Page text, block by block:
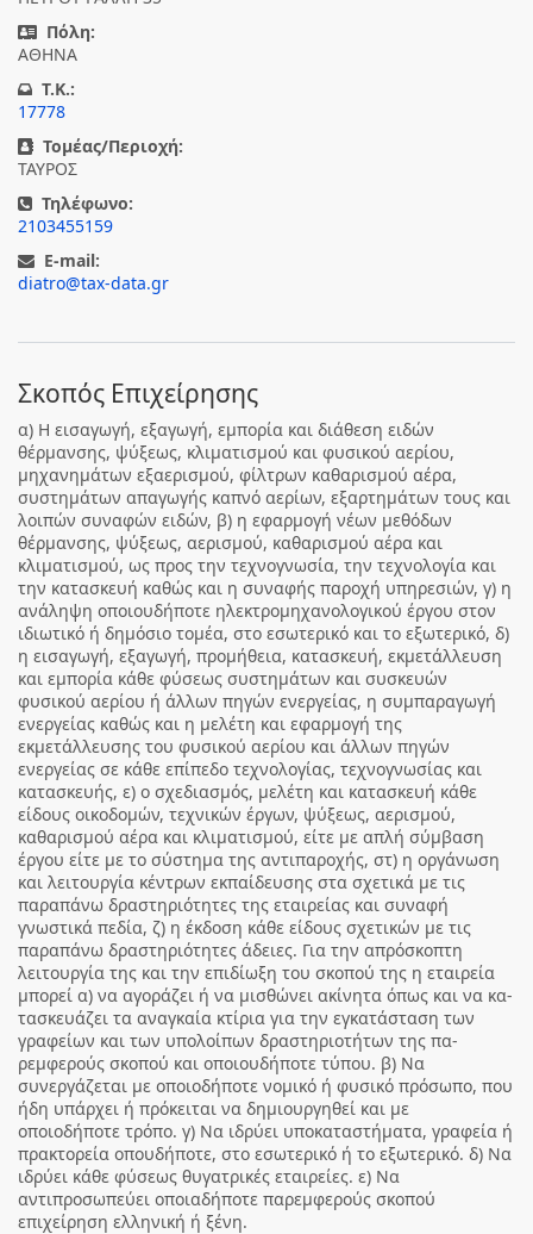
Πόλη:
ΑΘΗΝΑ
T.K.:
17778
Τομέας/Περιοχή:
ΤΑΥΡΟΣ
Τηλέφωνο:
2103455159
E-mail:
diatro@tax-data.gr
Σκοπός Επιχείρησης
α) Η εισαγωγή, εξαγωγή, εμπορία και διάθεση ειδών
θέρμανσης, ψύξεως, κλιματισμού και φυσικού αερίου,
μηχανημάτων εξαερισμού, φίλτρων καθαρισμού αέρα,
συστημάτων απαγωγής καπνό αερίων, εξαρτημάτων τους και
λοιπών συναφών ειδών, β) η εφαρμογή νέων μεθόδων
θέρμανσης, ψύξεως, αε­ρισμού, καθαρισμού αέρα και
κλιματισμού, ως προς την τεχνογνωσία, την τεχνολογία και
την κατασκευή καθώς και η συναφής παροχή υπηρεσιών, γ) η
ανάληψη οποιουδήποτε ηλεκτρομηχανολογικού έρ­γου στον
ιδιωτικό ή δημόσιο τομέα, στο εσωτερικό και το εξωτερικό, δ)
η εισαγωγή, εξαγωγή, προμήθεια, κατασκευή, εκμε­τάλλευση
και εμπορία κάθε φύσεως συστημάτων και συσκευών
φυσικού αερίου ή άλλων πηγών ενεργείας, η συμπαραγωγή
ενεργείας καθώς και η μελέτη και εφαρμογή της
εκμετάλλευσης του φυσικού αερίου και άλλων πηγών
ενεργείας σε κάθε επίπεδο τεχνολογίας, τεχνογνωσίας και
κατασκευής, ε) ο σχεδιασμός, μελέτη και κατασκευή κάθε
είδους οι­κοδομών, τεχνικών έργων, ψύξεως, αερισμού,
καθαρισ­μού αέρα και κλιματισμού, είτε με απλή σύμβαση
έργου είτε με το σύστημα της αντιπαροχής, στ) η οργάνωση
και λειτουργία κέντρων εκπαίδευσης στα σχετικά με τις
παραπάνω δραστηριότητες της εται­ρείας και συναφή
γνωστικά πεδία, ζ) η έκδοση κάθε είδους σχετικών με τις
παραπάνω δραστηριότητες άδειες. Για την απρόσκοπτη
λειτουργία της και την επιδίωξη του σκοπού της η εταιρεία
μπορεί α) να αγοράζει ή να μισθώνει ακίνητα όπως και να κα­
τασκευάζει τα αναγκαία κτίρια για την εγκατάσταση των
γραφείων και των υπολοίπων δραστηριοτήτων της πα­
ρεμφερούς σκοπού και οποιουδήποτε τύπου. β) Να
συνεργάζεται με οποιοδήποτε νομικό ή φυσικό πρόσωπο, που
ήδη υπάρχει ή πρόκειται να δημιουργηθεί και με
οποιοδήποτε τρόπο. γ) Να ιδρύει υποκαταστήματα, γραφεία ή
πρακτορεία οπουδήποτε, στο εσωτερικό ή το εξωτερικό. δ) Να
ιδρύει κάθε φύσεως θυγατρικές εταιρείες. ε) Να
αντιπροσωπεύει οποιαδήποτε παρεμφερούς σκο­πού
επιχείρηση ελληνική ή ξένη.